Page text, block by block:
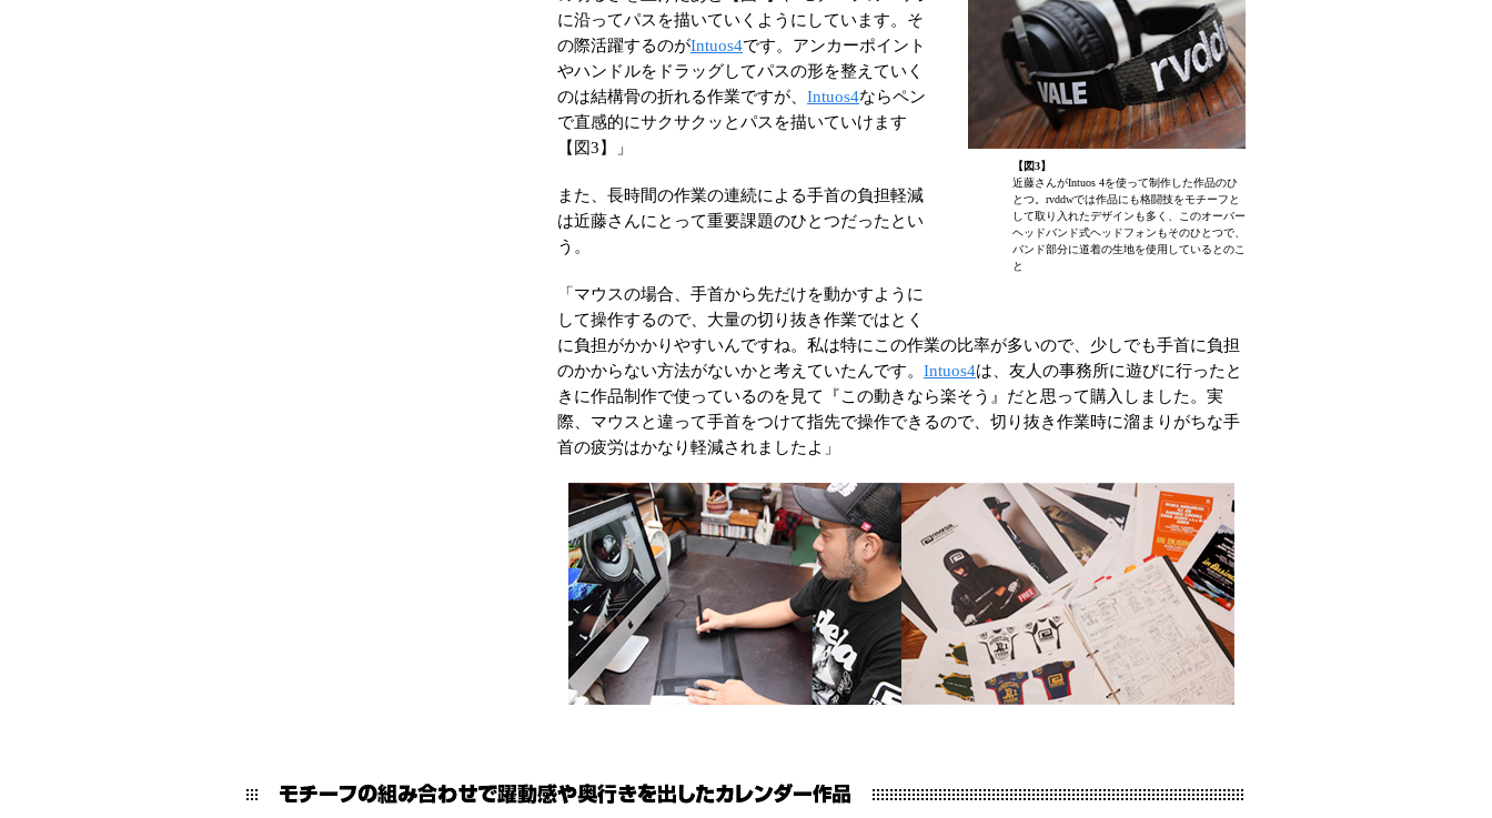
【図3】
近藤さんがIntuos 4を使って制作した作品のひ
とつ。rvddwでは作品にも格闘技をモチーフと
して取り入れたデザインも多く、このオーバー
ヘッドバンド式ヘッドフォンもそのひとつで、
バンド部分に道着の生地を使用しているとのこ
と
に沿ってパスを描いていくようにしています。そ
の際活躍するのがIntuos4です。アンカーポイント
やハンドルをドラッグしてパスの形を整えていく
のは結構骨の折れる作業ですが、 Intuos4ならペン
で直感的にサクサクッとパスを描いていけます
【図3】」
また、長時間の作業の連続による手首の負担軽減
は近藤さんにとって重要課題のひとつだったとい
う。
「マウスの場合、手首から先だけを動かすように
して操作するので、大量の切り抜き作業ではとく
に負担がかかりやすいんですね。私は特にこの作業の比率が多いので、少しでも手首に負担
のかからない方法がないかと考えていたんです。 Intuos4は、友人の事務所に遊びに行ったと
きに作品制作で使っているのを見て『この動きなら楽そう』だと思って購入しました。実
際、マウスと違って手首をつけて指先で操作できるので、切り抜き作業時に溜まりがちな手
首の疲労はかなり軽減されましたよ」